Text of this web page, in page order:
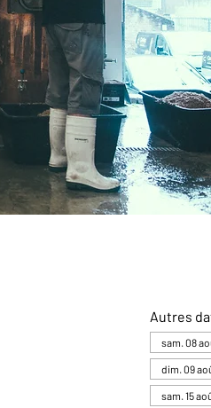
Autres
sam. 08
dim. 09
sam. 15